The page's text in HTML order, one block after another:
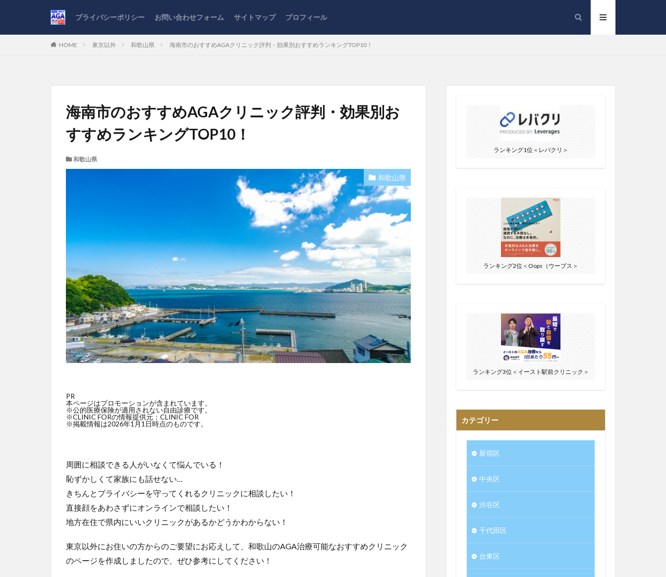
プライバシーポリシー お問い合わせフォーム サイトマップ プロフィール
HOME 東京以外 和歌山県 海南市のおすすめAGAクリニック評判・効果別おすすめランキングTOP10！
海南市のおすすめAGAクリニック評判・効果別お
すすめランキングTOP10！
和歌山県
和歌山県
PR
本ページはプロモーションが含まれています。
※公的医療保険が適用されない自由診療です。
※CLINIC FORの情報提供元：CLINIC FOR
※掲載情報は2026年1月1日時点のものです。
周囲に相談できる人がいなくて悩んでいる！
恥ずかしくて家族にも話せない…
きちんとプライバシーを守ってくれるクリニックに相談したい！
直接顔をあわさずにオンラインで相談したい！
地方在住で県内にいいクリニックがあるかどうかわからない！
東京以外にお住いの方からのご要望にお応えして、和歌山のAGA治療可能なおすすめクリニック
のページを作成しましたので、ぜひ参考にしてください！
ランキング1位＜レバクリ＞
ランキング2位＜Oops（ウープス＞
ランキング3位＜イースト駅前クリニック＞
カテゴリー
新宿区
中央区
渋谷区
千代田区
台東区